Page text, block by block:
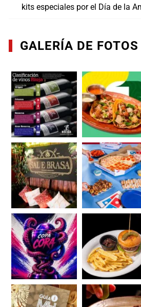
kits especiales por el Día de la
GALERÍA DE FOTOS